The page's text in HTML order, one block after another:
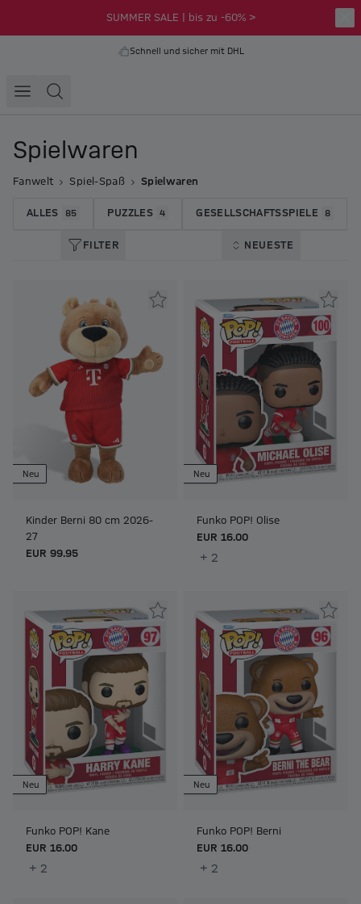
SUMMER SALE | bis zu -60% >
Schnell und sicher mit DHL
Spielwaren
Fanwelt Spiel-Spaß Spielwaren
ALLES 85 PUZZLES 4 GESELLSCHAFTSSPIELE 8
FILTER NEUESTE
Neu
Kinder Berni 80 cm 2026-
27
EUR 99.95
Neu
Funko POP! Olise
EUR 16.00
+ 2
Neu
Funko POP! Kane
EUR 16.00
+ 2
Neu
Funko POP! Berni
EUR 16.00
+ 2